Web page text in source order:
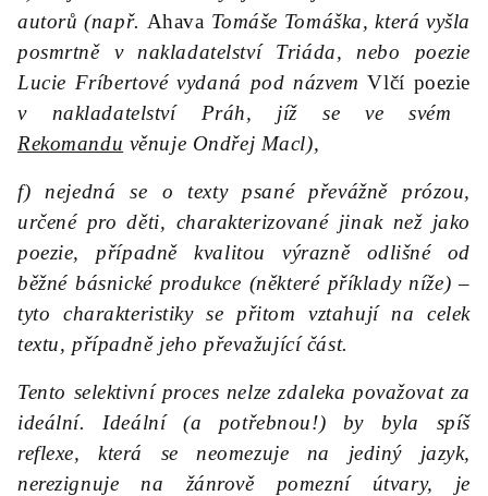
autorů (např. Ahava Tomáše Tomáška, která vyšla
posmrtně v nakladatelství Triáda, nebo poezie
Lucie Fríbertové vydaná pod názvemVlčí poezie
v nakladatelství Práh, jíž se ve svém
Rekomandu věnuje Ondřej Macl),
f) nejedná se o texty psané převážně prózou,
určené pro děti, charakterizované jinak než jako
poezie, případně kvalitou výrazně odlišné od
běžné básnické produkce (některé příklady níže) –
tyto charakteristiky se přitom vztahují na celek
textu, případně jeho převažující část.
Tento selektivní proces nelze zdaleka považovat za
ideální. Ideální (a potřebnou!) by byla spíš
reflexe, která se neomezuje na jediný jazyk,
nerezignuje na žánrově pomezní útvary, je